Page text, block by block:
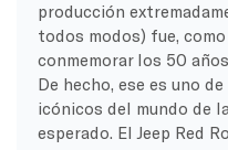
producción
todos modos) fue,
conmemorar los 50
De hecho, ese es uno
icónicos del mundo de
esperado. El Jeep Red